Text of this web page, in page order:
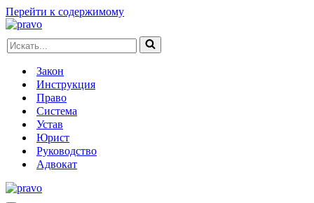
Перейти к содержимому
Искать...
Закон
Инструкция
Право
Система
Устав
Юрист
Руководство
Адвокат